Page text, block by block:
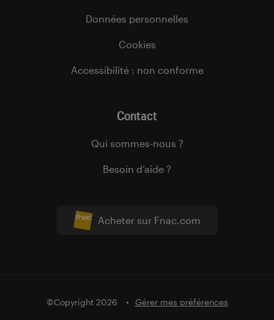
Acheter sur Fnac.com
Données personnelles
Cookies
Accessibilité : non conforme
Contact
Qui sommes-nous ?
Besoin d’aide ?
©Copyright 2026 Gérer mes préférences